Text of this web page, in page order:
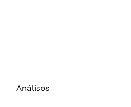
Análises